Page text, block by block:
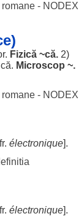
- NODEX
. Fizică~că.2)
Microscop ~.
- NODEX
électronique].
électronique].